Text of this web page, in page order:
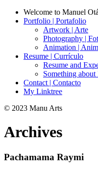
Welcome to Manuel
Portfolio | Portafolio
Artwork | Arte
Photography |
Animation |
Resume | Currículo
Resume and
Something
Contact | Contacto
My Linktree
© 2023 Manu Arts
Archives
Pachamama Raymi